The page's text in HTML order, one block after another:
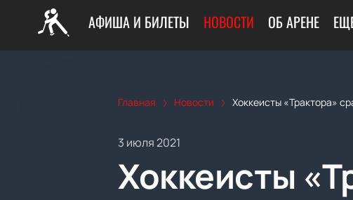
АФИША И БИЛЕТЫ НОВОСТИ ОБ АРЕНЕ
Главная Новости Хоккеисты «Трактора»
3 июля 2021
Хоккеисты